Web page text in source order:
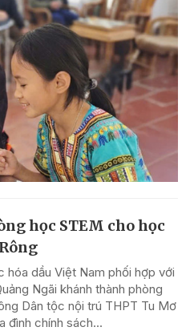
học STEM cho học
hóa dầu Việt Nam phối hợp với
Ngãi khánh thành phòng
Dân tộc nội trú THPT Tu Mơ
đình chính sách...